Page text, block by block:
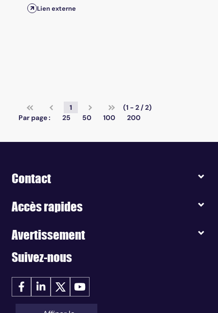
Lien externe
1
(1 - 2 / 2)
Par page :
25 50 100 200
Contact
Accès rapides
Avertissement
Suivez-nous